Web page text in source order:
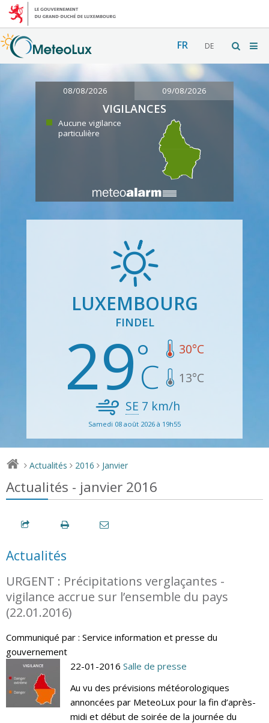
FR DE
08/08/2026 09/08/2026
VIGILANCES
Aucune vigilance
particulière
LUXEMBOURG
FINDEL
29 30°C
13°C
SE 7 km/h
Samedi 08 août 2026 à 19h55
> Actualités > 2016 > Janvier
Actualités - janvier 2016
Actualités
URGENT : Précipitations verglaçantes -
vigilance accrue sur l’ensemble du pays
(22.01.2016)
Communiqué par : Service information et presse du
gouvernement
22-01-2016 Salle de presse
Au vu des prévisions météorologiques
annoncées par MeteoLux pour la fin d’après-
midi et début de soirée de la journée du